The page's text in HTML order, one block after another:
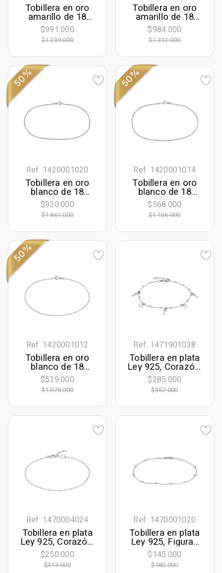
Tobillera en oro
amarillo de 18
Kilates, Battuta, 23
cm. de largo, 1.50
mm. de ancho
$991.000
$1.239.000
Tobillera en oro
amarillo de 18
Kilates, Figuras
geométricas, 25
cm. de largo, 0.50
$984.000
$1.312.000
50%
Ref. 1420001020
Tobillera en oro
blanco de 18
Kilates, Franco, 23
cm. de largo, 1
mm. de ancho
$930.000
$1.861.000
50%
Ref. 1420001014
Tobillera en oro
blanco de 18
Kilates, Espiga, 24
cm. de largo, 0.70
mm. de ancho
$568.000
$1.136.000
50%
Ref. 1420001012
Tobillera en oro
blanco de 18
Kilates con visos
diamantado,
Veneciana, 23 cm.
$539.000
$1.078.000
Ref. 1471901038
Tobillera en plata
Ley 925, Corazón,
23 cm. de largo, 1
mm. de ancho, de
la coleccion
$285.000
$357.000
Ref. 1470004024
Tobillera en plata
Ley 925, Corazón,
23 cm. de largo, 1
mm. de ancho, de
la coleccion
$250.000
$313.000
Ref. 1470001020
Tobillera en plata
Ley 925, Figuras
geométricas, 21
cm. de largo, 1
mm. de ancho, de
$145.000
$182.000